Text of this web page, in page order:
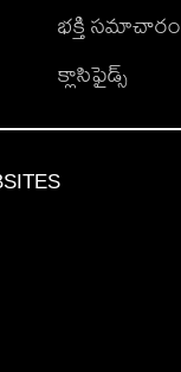
భక్తి సమాచారం
క్లాసిఫైడ్స్